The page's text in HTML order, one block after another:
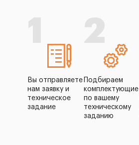
1
Вы отправляете
нам заявку и
техническое
задание
2
Подбираем
комплектующие
по вашему
техническому
заданию